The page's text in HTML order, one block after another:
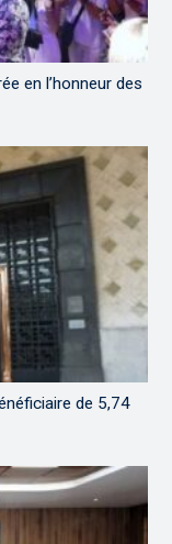
en l’honneur des
de 5,74